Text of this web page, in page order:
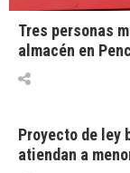
Tres personas
almacén en
Proyecto de ley
atiendan a